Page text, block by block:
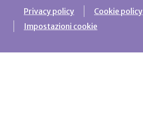
Privacy policy
Cookie policy
Impostazioni cookie